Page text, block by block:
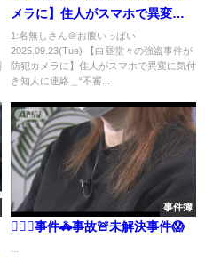
メラに】住人がスマホで異変に
気付き知人に連絡＿“不審な
車”に乗り込んでいた男2人組
「誰だ？」「知り合いだ」と言
ついた男性ケガ〈北海道深川
市〉
1:名無しさん＠お腹いっぱい
2025.09.23(Tue) 【白昼堂々の強盗事件が
防犯カメラに】住人がスマホで異変に気付
き知人に連絡＿“不審...
事件簿
👮🏻‍♀️事件🚓事故🚨未解決事件😱